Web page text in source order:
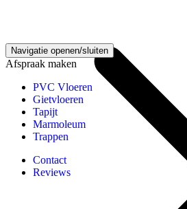
Navigatie openen/sluiten
Afspraak maken
PVC Vloeren
Gietvloeren
Tapijt
Marmoleum
Trappen
Contact
Reviews